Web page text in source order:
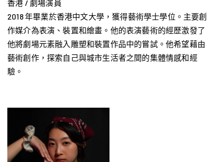
香港 / 劇場演員
2018 年畢業於香港中文大學，獲得藝術學⼠學位。主要創
作媒介為表演、裝置和繪畫。他的表演藝術的經歷激發了
他將劇場元素融入雕塑和裝置作品中的嘗試。他希望藉由
藝術創作，探索自己與城市生活者之間的集體情感和經
驗。